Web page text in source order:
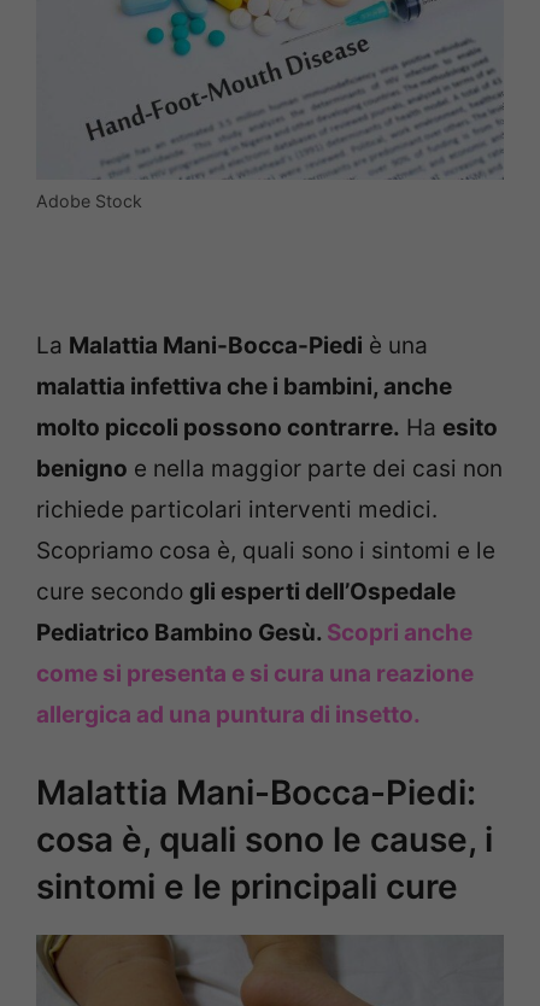
Adobe Stock
La Malattia Mani-Bocca-Piedi è una
malattia infettiva che i bambini, anche
molto piccoli possono contrarre. Ha esito
benigno e nella maggior parte dei casi non
richiede particolari interventi medici.
Scopriamo cosa è, quali sono i sintomi e le
cure secondo gli esperti dell’Ospedale
Pediatrico Bambino Gesù. Scopri anche
come si presenta e si cura una reazione
allergica ad una puntura di insetto.
Malattia Mani-Bocca-Piedi:
cosa è, quali sono le cause, i
sintomi e le principali cure